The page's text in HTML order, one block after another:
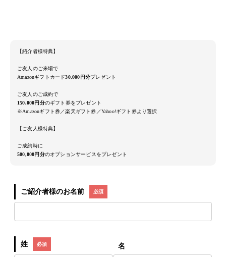
【紹介者様特典】
ご友人のご来場で
Amazonギフトカード30,000円分プレゼント
ご友人のご成約で
150,000円分のギフト券をプレゼント
※Amazonギフト券／楽天ギフト券／Yahoo!ギフト券より選択
【ご友人様特典】
ご成約時に
500,000円分のオプションサービスをプレゼント